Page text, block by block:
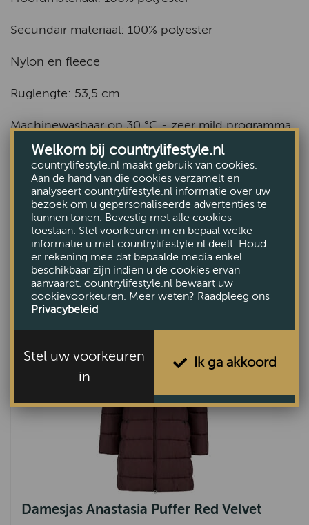
Secundair materiaal: 100% polyester
Nylon en fleece
Ruglengte: 53,5 cm
Machinewasbaar op 30 °C - zeer mild programma
Bekijk alle Jassen
ANDEREN BEKEKEN OOK
Damesjas Anastasia Puffer Red Velvet
Welkom bij countrylifestyle.nl
countrylifestyle.nl maakt gebruik van cookies.
Aan de hand van die cookies verzamelt en
analyseert countrylifestyle.nl informatie over uw
bezoek om u gepersonaliseerde advertenties te
kunnen tonen. Bevestig met alle cookies
toestaan. Stel voorkeuren in en bepaal welke
informatie u met countrylifestyle.nl deelt. Houd
er rekening mee dat bepaalde media enkel
beschikbaar zijn indien u de cookies ervan
aanvaardt. countrylifestyle.nl bewaart uw
cookievoorkeuren. Meer weten? Raadpleeg ons
Privacybeleid
Stel uw voorkeuren
in
Ik ga akkoord